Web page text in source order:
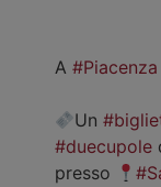
A #Piacenza
Un
#duecupole
presso